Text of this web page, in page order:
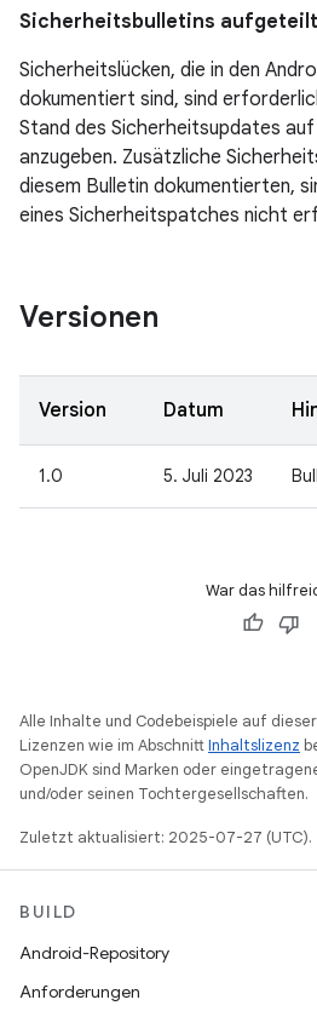
Sicherheitsbulletins
Sicherheitslücken, die in den
dokumentiert sind, sind
Stand des Sicherheitsupdates
anzugeben. Zusätzliche
diesem Bulletin dokumentierten,
eines Sicherheitspatches nicht
Versionen
Version Datum
1.0 5. Juli 2023
War das
Alle Inhalte und Codebeispiele auf
Lizenzen wie im AbschnittInhaltslizenz
OpenJDK sind Marken oder
und/oder seinen Tochtergesellschaften.
Zuletzt aktualisiert: 2025-07-27 (UTC).
BUILD
Android-Repository
Anforderungen